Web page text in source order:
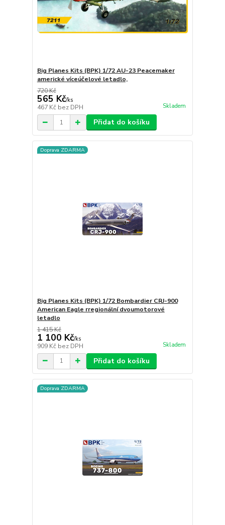
Big Planes Kits (BPK) 1/72 AU-23 Peacemaker
americké víceúčelové letadlo,
720 Kč
565 Kč/ks
467 Kč bez DPH Skladem
Přidat do košíku
Doprava ZDARMA
Big Planes Kits (BPK) 1/72 Bombardier CRJ-900
American Eagle rregionální dvoumotorové
letadlo
1 415 Kč
1 100 Kč/ks
909 Kč bez DPH Skladem
Přidat do košíku
Doprava ZDARMA